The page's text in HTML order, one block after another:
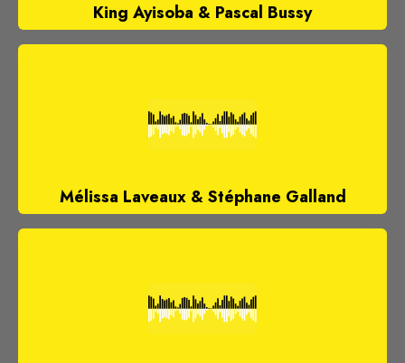
King Ayisoba & Pascal Bussy
Mélissa Laveaux & Stéphane Galland